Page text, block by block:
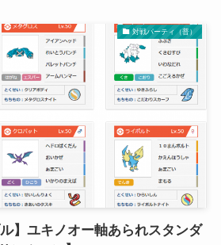
対戦パーティ（普）
ル】ユキノオー軸あられスタンダ